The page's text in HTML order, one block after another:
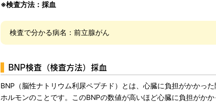
※検査方法：採血
検査で分かる病名：前立腺がん
BNP検査（検査方法）採血
BNP（脳性ナトリウム利尿ペプチド）とは、心臓に負担がかかっ
ホルモンのことです。このBNPの数値が高いほど心臓に負担がか